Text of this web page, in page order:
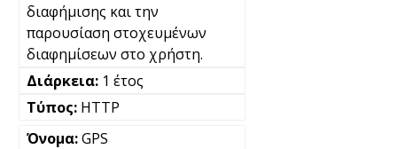
διαφήμισης και την
παρουσίαση στοχευμένων
διαφημίσεων στο χρήστη.
1 έτος
HTTP
GPS